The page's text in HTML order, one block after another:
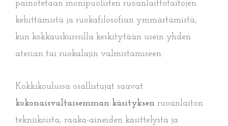
painotetaan monipuolisten ruoanlaittotaitojen
kehittämistä ja ruokafilosofian ymmärtämistä,
kun kokkauskurssilla keskitytään usein yhden
aterian tai ruokalajin valmistamiseen.
Kokkikoulussa osallistujat saavat
kokonaisvaltaisemman käsityksen ruoanlaiton
tekniikoista, raaka-aineiden käsittelystä ja